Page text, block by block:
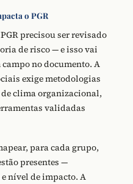
o PGR
PGR precisou ser revisado
de risco — e isso vai
no documento. A
exige metodologias
clima organizacional,
validadas
para cada grupo,
presentes —
nível de impacto. A